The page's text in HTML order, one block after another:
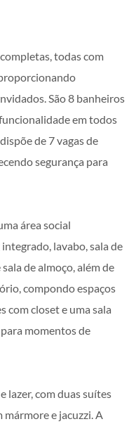
todas com
São 8 banheiros
em todos
de 7 vagas de
segurança para
área social
lavabo, sala de
de almoço, além de
compondo espaços
com closet e uma sala
momentos de
lazer, com duas suítes
e jacuzzi. A